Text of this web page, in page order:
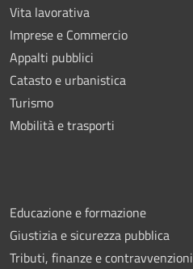
Vita lavorativa
Imprese e Commercio
Appalti pubblici
Catasto e urbanistica
Turismo
Mobilità e trasporti
Educazione e formazione
Giustizia e sicurezza pubblica
Tributi, finanze e contravvenzioni